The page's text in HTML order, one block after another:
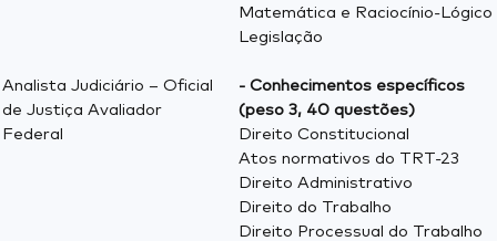
Analista Judiciário – Oficial
de Justiça Avaliador
Federal
Matemática e Raciocínio-Lógico
Legislação
- Conhecimentos específicos
(peso 3, 40 questões)
Direito Constitucional
Atos normativos do TRT-23
Direito Administrativo
Direito do Trabalho
Direito Processual do Trabalho